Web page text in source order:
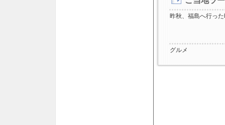
昨秋、福島へ行っ
グルメ